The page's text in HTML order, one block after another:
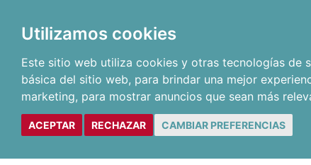
Utilizamos cookies
Este sitio web utiliza cookies y otras tecnologías de
básica del sitio web, para brindar una mejor
marketing, para mostrar anuncios que sean más
ACEPTAR RECHAZAR CAMBIAR PREFERENCIAS